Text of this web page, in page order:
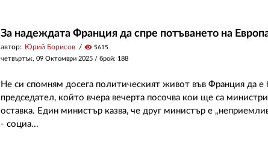
За надеждата Франция да спре потъването на
автор: Юрий Борисов visibility 5615
четвъртък, 09 Октомври 2025 / брой: 188
Не си спомням досега политическият живот във Франция да
председател, който вчера вечерта посочва кои ще са
оставка. Един министър казва, че друг министър е
- социа...